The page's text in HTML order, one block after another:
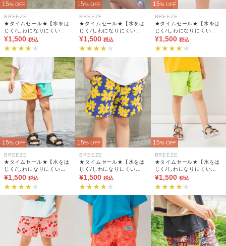
15% OFF
BREEZE
★タイムセール★【水をは
じく/しわになりにくい】
水陸両用パンツ 4分丈_UV
カット/撥水加工
¥1,500 税込
15% OFF
BREEZE
★タイムセール★【水をは
じく/しわになりにくい】
水陸両用パンツ 4分丈_UV
カット/撥水加工
¥1,500 税込
15% OFF
BREEZE
★タイムセール★【水をは
じく/しわになりにくい】
水陸両用パンツ 4分丈_UV
カット/撥水加工
¥1,500 税込
15% OFF
BREEZE
★タイムセール★【水をは
じく/しわになりにくい】
水陸両用パンツ 4分丈_UV
カット/撥水加工
¥1,500 税込
15% OFF
BREEZE
★タイムセール★【水をは
じく/しわになりにくい】
水陸両用パンツ 4分丈_UV
カット/撥水加工
¥1,500 税込
15% OFF
BREEZE
★タイムセール★【水をは
じく/しわになりにくい】
水陸両用パンツ 4分丈_UV
カット/撥水加工
¥1,500 税込